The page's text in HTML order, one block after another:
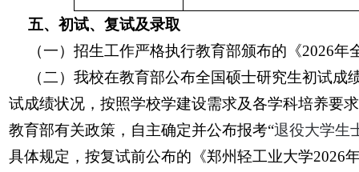
五、初试、复试及录取
（一）招生工作严格执行教育部颁布的《2026
（二）我校在教育部公布全国硕士研究生初试
试成绩状况，按照学校学建设需求及各学科培养要
教育部有关政策，自主确定并公布报考“退役大学生
具体规定，按复试前公布的《郑州轻工业大学2026